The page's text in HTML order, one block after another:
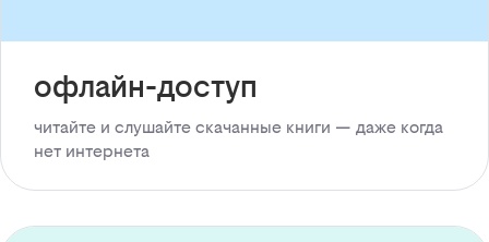
офлайн-доступ
читайте и слушайте скачанные книги — даже когда
нет интернета